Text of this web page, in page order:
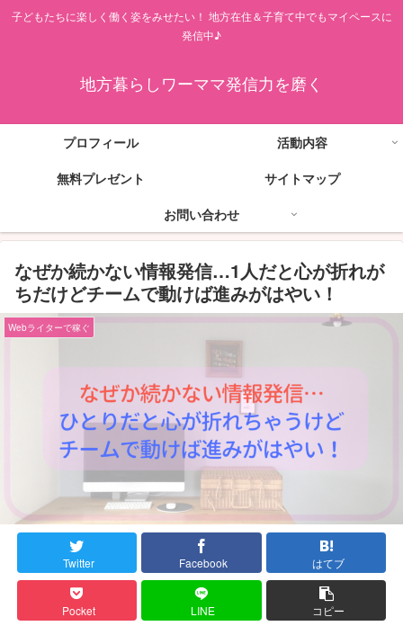
子どもたちに楽しく働く姿をみせたい！ 地方在住＆子育て中でもマイペースに
発信中♪
地方暮らしワーママ発信力を磨く
プロフィール
活動内容
無料プレゼント
サイトマップ
お問い合わせ
なぜか続かない情報発信…1人だと心が折れが
ちだけどチームで動けば進みがはやい！
Webライターで稼ぐ
Twitter Facebook はてブ
Pocket LINE コピー